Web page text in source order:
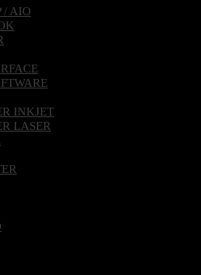
/ AIO
INKJET
LASER